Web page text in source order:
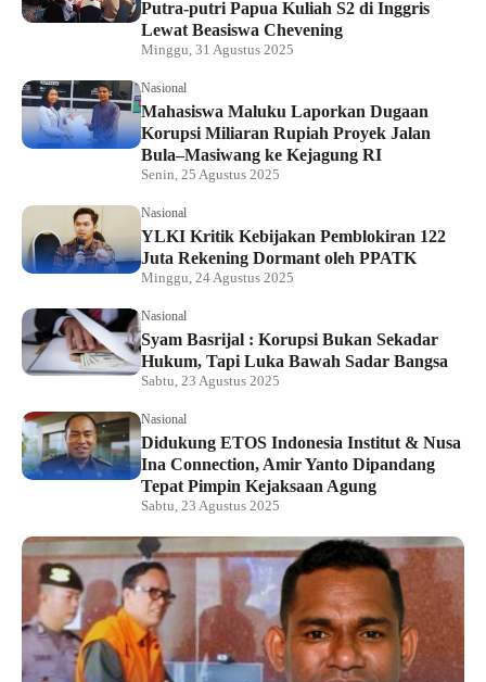
Putra-putri Papua Kuliah S2 di Inggris
Lewat Beasiswa Chevening
Minggu, 31 Agustus 2025
Nasional
Mahasiswa Maluku Laporkan Dugaan
Korupsi Miliaran Rupiah Proyek Jalan
Bula–Masiwang ke Kejagung RI
Senin, 25 Agustus 2025
Nasional
YLKI Kritik Kebijakan Pemblokiran 122
Juta Rekening Dormant oleh PPATK
Minggu, 24 Agustus 2025
Nasional
Syam Basrijal : Korupsi Bukan Sekadar
Hukum, Tapi Luka Bawah Sadar Bangsa
Sabtu, 23 Agustus 2025
Nasional
Didukung ETOS Indonesia Institut & Nusa
Ina Connection, Amir Yanto Dipandang
Tepat Pimpin Kejaksaan Agung
Sabtu, 23 Agustus 2025